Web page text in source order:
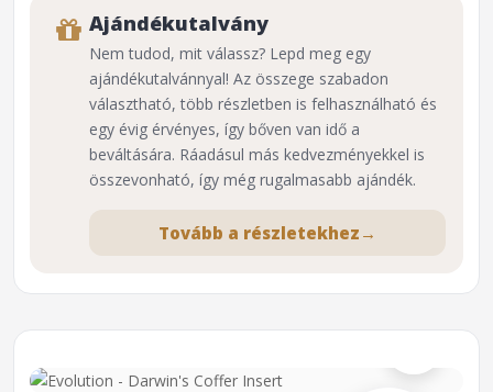
⌕
Ajándékutalvány
Nem tudod, mit válassz? Lepd meg egy
ajándékutalvánnyal! Az összege szabadon
választható, több részletben is felhasználható és
egy évig érvényes, így bőven van idő a
beváltására. Ráadásul más kedvezményekkel is
összevonható, így még rugalmasabb ajándék.
Tovább a részletekhez →